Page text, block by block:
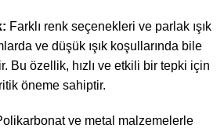
Farklı renk seçenekleri ve parlak ışık
ve düşük ışık koşullarında bile
Bu özellik, hızlı ve etkili bir tepki için
öneme sahiptir.
ve metal malzemelerle